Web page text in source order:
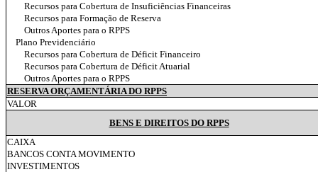
Recursos para Cobertura de Insuficiências Financeiras
Recursos para Formação de Reserva
Outros Aportes para o RPPS
Plano Previdenciário
Recursos para Cobertura de Déficit Financeiro
Recursos para Cobertura de Déficit Atuarial
Outros Aportes para o RPPS
RESERVA ORÇAMENTÁRIA DO RPPS
VALOR
BENS E DIREITOS DO RPPS
CAIXA
BANCOS CONTA MOVIMENTO
INVESTIMENTOS